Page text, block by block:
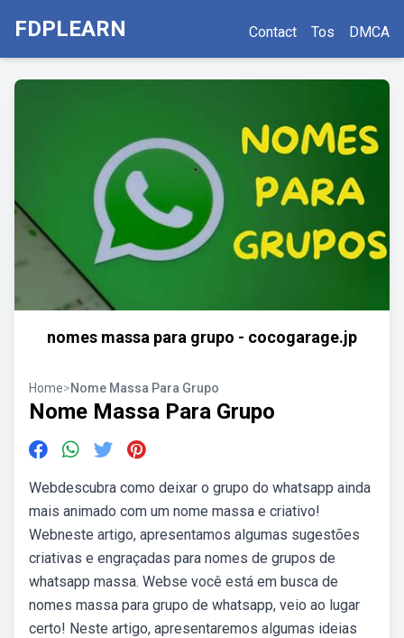
FDPLEARN Contact Tos DMCA
nomes massa para grupo - cocogarage.jp
Home>Nome Massa Para Grupo
Nome Massa Para Grupo
Webdescubra como deixar o grupo do whatsapp ainda
mais animado com um nome massa e criativo!
Webneste artigo, apresentamos algumas sugestões
criativas e engraçadas para nomes de grupos de
whatsapp massa. Webse você está em busca de
nomes massa para grupo de whatsapp, veio ao lugar
certo! Neste artigo, apresentaremos algumas ideias